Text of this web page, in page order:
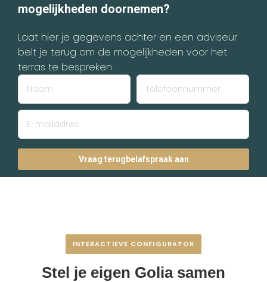
mogelijkheden doornemen?
Laat hier je gegevens achter en een adviseur
belt je terug om de mogelijkheden voor het
terras te bespreken.
INTERACTIEVE CONFIGURATOR
Stel je eigen Golia samen